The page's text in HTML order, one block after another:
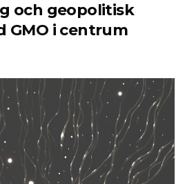
och geopolitisk
GMO i centrum